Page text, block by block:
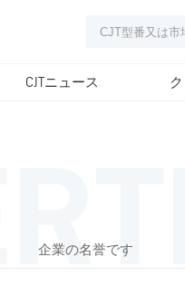
CJTニュース
企業の名誉です